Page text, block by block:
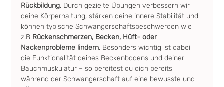
Rückbildung. Durch gezielte Übungen verbessern wir
deine Körperhaltung, stärken deine innere Stabilität und
können typische Schwangerschaftsbeschwerden wie
z.B Rückenschmerzen, Becken, Hüft- oder
Nackenprobleme lindern. Besonders wichtig ist dabei
die Funktionalität deines Beckenbodens und deiner
Bauchmuskulatur – so bereitest du dich bereits
während der Schwangerschaft auf eine bewusste und